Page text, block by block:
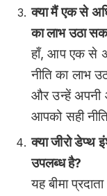
क्या मैं एक से
का लाभ उठा
हाँ, आप एक से
नीति का लाभ
और उन्हें
आपको सही
क्या जीरो डेप्थ
उपलब्ध है?
यह बीमा